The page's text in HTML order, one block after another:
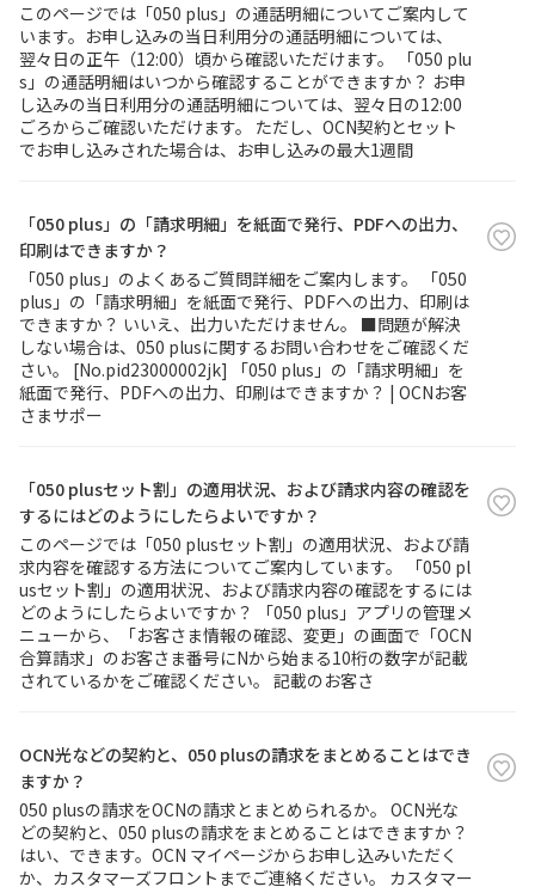
このページでは「050 plus」の通話明細についてご案内して
います。お申し込みの当日利用分の通話明細については、
翌々日の正午（12:00）頃から確認いただけます。 「050 plu
s」の通話明細はいつから確認することができますか？ お申
し込みの当日利用分の通話明細については、翌々日の12:00
ごろからご確認いただけます。 ただし、OCN契約とセット
でお申し込みされた場合は、お申し込みの最大1週間
「050 plus」の「請求明細」を紙面で発行、PDFへの出力、
印刷はできますか？
「050 plus」のよくあるご質問詳細をご案内します。 「050
plus」の「請求明細」を紙面で発行、PDFへの出力、印刷は
できますか？ いいえ、出力いただけません。 ■問題が解決
しない場合は、050 plusに関するお問い合わせをご確認くだ
さい。 [No.pid23000002jk] 「050 plus」の「請求明細」を
紙面で発行、PDFへの出力、印刷はできますか？ | OCNお客
さまサポー
「050 plusセット割」の適用状況、および請求内容の確認を
するにはどのようにしたらよいですか？
このページでは「050 plusセット割」の適用状況、および請
求内容を確認する方法についてご案内しています。 「050 pl
usセット割」の適用状況、および請求内容の確認をするには
どのようにしたらよいですか？ 「050 plus」アプリの管理メ
ニューから、「お客さま情報の確認、変更」の画面で「OCN
合算請求」のお客さま番号にNから始まる10桁の数字が記載
されているかをご確認ください。 記載のお客さ
OCN光などの契約と、050 plusの請求をまとめることはでき
ますか？
050 plusの請求をOCNの請求とまとめられるか。 OCN光な
どの契約と、050 plusの請求をまとめることはできますか？
はい、できます。OCN マイページからお申し込みいただく
か、カスタマーズフロントまでご連絡ください。 カスタマー